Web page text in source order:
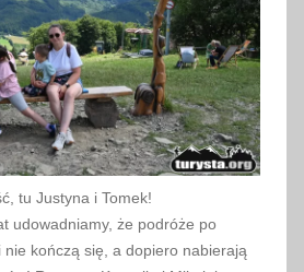
tu Justyna i Tomek!
udowadniamy, że podróże po
nie kończą się, a dopiero nabierają